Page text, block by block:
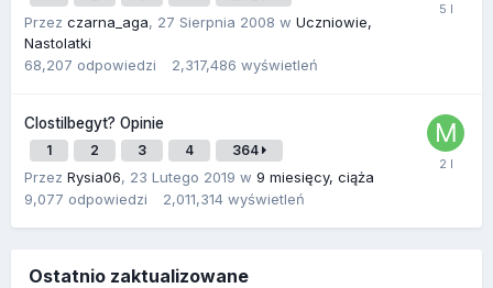
Przez czarna_aga, 27 Sierpnia 2008 w Uczniowie,
Nastolatki
68,207 odpowiedzi 2,317,486 wyświetleń
Clostilbegyt? Opinie
1 2 3 4 364
Przez Rysia06, 23 Lutego 2019 w 9 miesięcy, ciąża
9,077 odpowiedzi 2,011,314 wyświetleń
Ostatnio zaktualizowane